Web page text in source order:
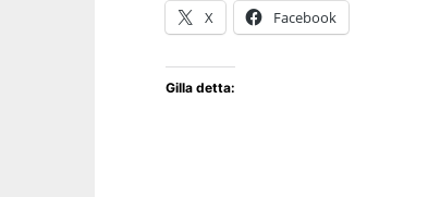
X Facebook
Gilla detta: